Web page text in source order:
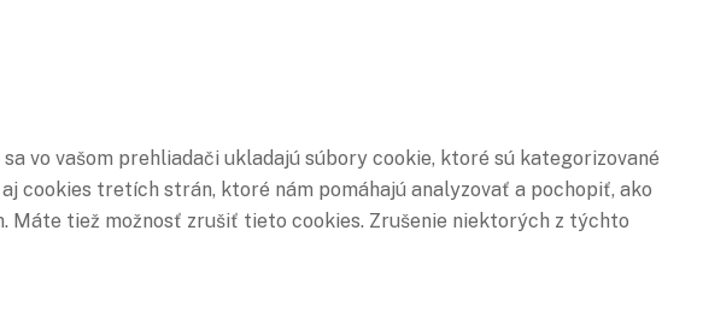
vo vašom prehliadači ukladajú súbory cookie, ktoré sú kategorizované
cookies tretích strán, ktoré nám pomáhajú analyzovať a pochopiť, ako
Máte tiež možnosť zrušiť tieto cookies. Zrušenie niektorých z týchto